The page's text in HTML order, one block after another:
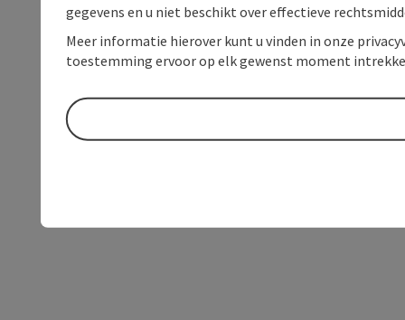
gegevens en u niet beschikt over effectieve
Meer informatie hierover kunt u vinden in onze
toestemming ervoor op elk gewenst moment